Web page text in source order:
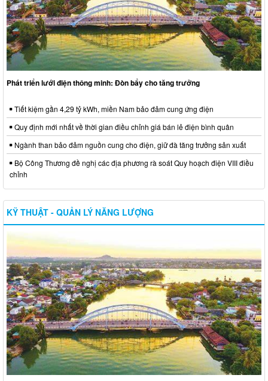
Phát triển lưới điện thông minh: Đòn bẩy cho tăng trưởng
Tiết kiệm gần 4,29 tỷ kWh, miền Nam bảo đảm cung ứng điện
Quy định mới nhất về thời gian điều chỉnh giá bán lẻ điện bình quân
Ngành than bảo đảm nguồn cung cho điện, giữ đà tăng trưởng sản xuất
Bộ Công Thương đề nghị các địa phương rà soát Quy hoạch điện VIII điều
chỉnh
KỸ THUẬT - QUẢN LÝ NĂNG LƯỢNG